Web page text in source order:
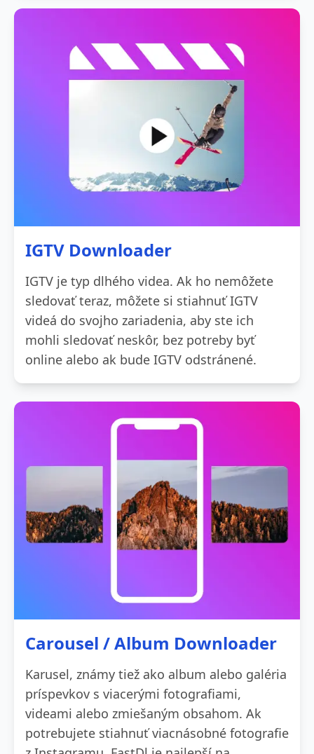
IGTV Downloader
IGTV je typ dlhého videa. Ak ho nemôžete
sledovať teraz, môžete si stiahnuť IGTV
videá do svojho zariadenia, aby ste ich
mohli sledovať neskôr, bez potreby byť
online alebo ak bude IGTV odstránené.
Carousel / Album Downloader
Karusel, známy tiež ako album alebo galéria
príspevkov s viacerými fotografiami,
videami alebo zmiešaným obsahom. Ak
potrebujete stiahnuť viacnásobné fotografie